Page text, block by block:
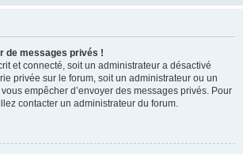
de messages privés !
et connecté, soit un administrateur a désactivé
privée sur le forum, soit un administrateur ou un
empêcher d’envoyer des messages privés. Pour
contacter un administrateur du forum.